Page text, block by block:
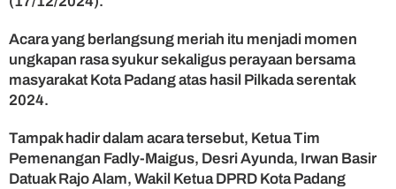
-
M
a
s
N
a
Acara yang berlangsung meriah itu menjadi momen
ungkapan rasa syukur sekaligus perayaan bersama
masyarakat Kota Padang atas hasil Pilkada serentak
2024.
Tampak hadir dalam acara tersebut, Ketua Tim
Pemenangan Fadly-Maigus, Desri Ayunda, Irwan Basir
Datuak Rajo Alam, Wakil Ketua DPRD Kota Padang